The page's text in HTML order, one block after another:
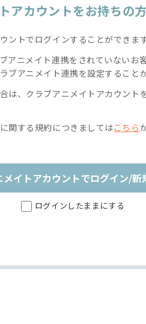
アカウントをお持ちの方
ントでログインすることができます
アニメイト連携をされていないお
ブアニメイト連携を設定することが
は、クラブアニメイトアカウント
関する規約につきましてはこちら
メイトアカウントでログイン/新
ログインしたままにする